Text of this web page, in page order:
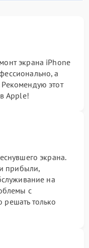
экрана iPhone
а
этот
Apple!
экрана.
прибыли,
на
с
только